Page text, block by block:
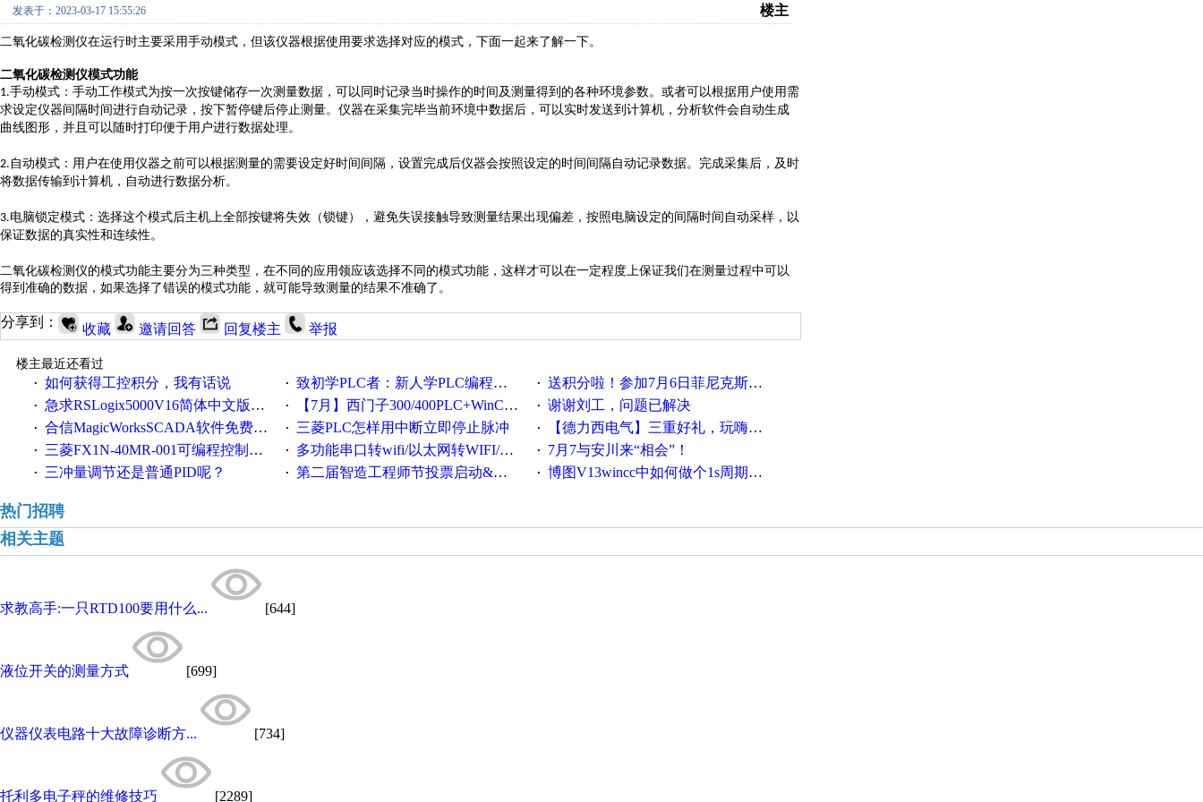
发表于：2023-03-17 15:55:26 楼主
二氧化碳检测仪在运行时主要采用手动模式，但该仪器根据使用要求选择对应的模式，下面一起来了解一下。
二氧化碳检测仪模式功能
1.手动模式： 手动工作模式为按一次按键储存一次测量数据，可以同时记录当时操作的时间及测量得到的各种环境参数。 或者可以根据用户使用需
求设定仪器间隔时间进行自动记录， 按下暂停键后停止测量。 仪器在采集完毕当前环境中数据后 ，可以实时发送到 计算机， 分析软件会自动生成
曲线图形， 并且可以随时打印便于用户进行数据处理。
2. 自动模式： 用户在使用仪器之前可以根据测量的需要设定好时间 间隔 ， 设置完成后仪器会按照设定的时间 间隔 自动记录数据。 完成采集后， 及时
将数据传输到 计算机， 自动进行数据分析。
3.电脑锁定模式： 选择这个模式后主机上全部按键将失效（锁键）， 避免失误接触导致测量结果出现偏差， 按照电脑设定的间隔时间自动采样，以
保证数据的真实性和连续性。
二氧化碳检测仪的模式功能主要分为三种类型，在不同的应用领应该选择不同的模式功能，这样才可以在一定程度上保证我们在测量过程中可以
得到准确的数据，如果选择了错误的模式功能，就可能导致测量的结果不准确了。
分享到： 收藏 邀请回答 回复楼主 举报
楼主最近还看过
· 如何获得工控积分，我有话说 · 致初学PLC者：新人学PLC编程的心得体会 · 送积分啦！参加7月6日菲尼克斯在线研讨会即得
· 急求RSLogix5000V16简体中文版！！！急急急 · 【7月】西门子300/400PLC+WinCC技术培训班通知！ · 谢谢刘工，问题已解决
· 合信MagicWorksSCADA软件免费下载，好礼相送，并提供技术支持，永久免费！ · 三菱PLC怎样用中断立即停止脉冲 · 【德力西电气】三重好礼，玩嗨夏日！
· 三菱FX1N-40MR-001可编程控制器输入端口故障维修一例 · 多功能串口转wifi/以太网转WIFI/串口转以太网/wifi转串口/以太网转串口/wifi转以太网模块配置方法 · 7月7与安川来“相会”！
· 三冲量调节还是普通PID呢？ · 第二届智造工程师节投票启动&周周有礼！ · 博图V13wincc中如何做个1s周期循环的脚本
热门招聘
相关主题
求教高手:一只RTD100要用什么... [644]
液位开关的测量方式 [699]
仪器仪表电路十大故障诊断方... [734]
托利多电子秤的维修技巧 [2289]